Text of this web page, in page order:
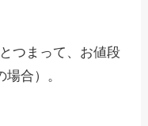
つまって、お値段
場合）。